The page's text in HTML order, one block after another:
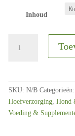
Inhoud
Silicium
SKU:N/B
Hoefverzorging,Hond
Voeding &